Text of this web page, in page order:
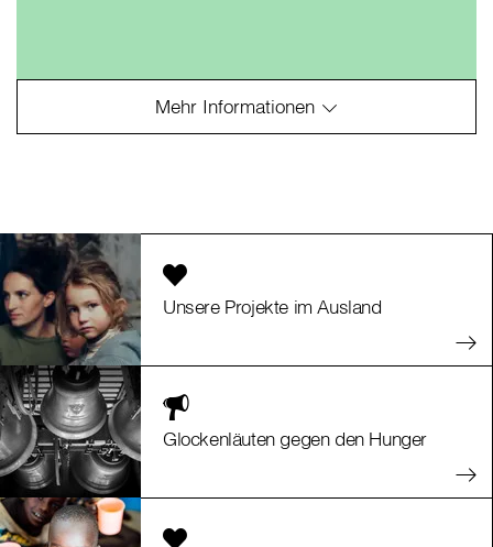
Unsere Projekte im Ausland
Glockenläuten gegen den Hunger